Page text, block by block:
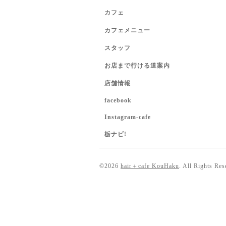
カフェ
カフェメニュー
スタッフ
お店まで行ける道案内
店舗情報
facebook
Instagram-cafe
栃ナビ!
©2026 hair＋cafe KouHaku. All Rights